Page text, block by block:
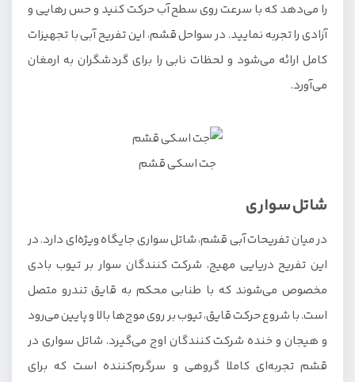
را می‌دهد که با سرعت روی سطح آب حرکت کنید و حس رهایی و
آزادی را تجربه نمایید. در سواحل قشم، این تفریح آبی با تجهیزات
کامل ارائه می‌شود و لحظات نابی را برای گردشگران به ارمغان
می‌آورد.
جت اسکی قشم
شاتل سواری
در میان تفریحات آبی قشم، شاتل سواری جایگاه ویژه‌ای دارد. در
این تفریح دریایی مهیج، شرکت کنندگان سوار بر تیوب بادی
مخصوص می‌شوند که با طنابی محکم به قایق تندرو متصل
است. با شروع حرکت قایق، تیوب بر روی موج‌ها بالا و پایین می‌رود
و هیجان و خنده شرکت کنندگان اوج می‌گیرد. شاتل سواری در
قشم تجربه‌ای کاملا گروهی و سرگرم‌کننده است که برای